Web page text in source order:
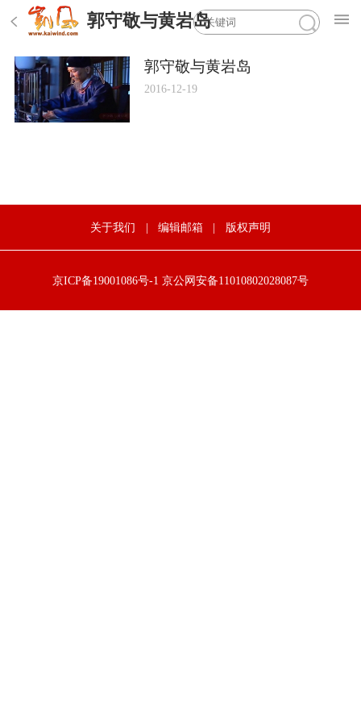
郭守敬与黄岩岛
郭守敬与黄岩岛
2016-12-19
关于我们 | 编辑邮箱 | 版权声明
京ICP备19001086号-1 京公网安备11010802028087号